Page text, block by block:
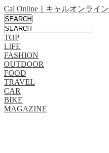
Cal Online｜キャルオンライン
TOP
LIFE
FASHION
OUTDOOR
FOOD
TRAVEL
CAR
BIKE
MAGAZINE